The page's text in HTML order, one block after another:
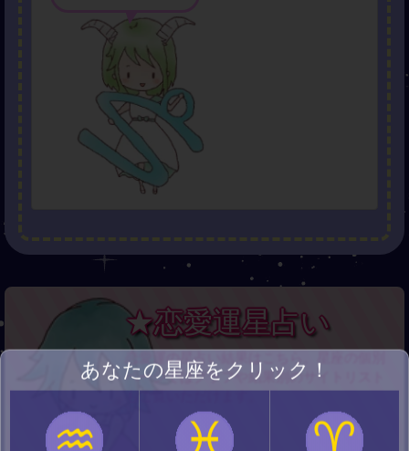
あなたの星座をクリック！
♒ ♓ ♈
★恋愛運星占い
恋愛運の星占い結果はこちら。星座の個別
ページではグラフや結果別のサイトリスト
もご覧いただけます。